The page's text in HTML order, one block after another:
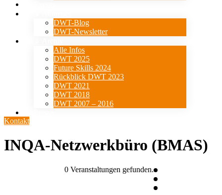
DWT-Blog
DWT-Newsletter
Alle Infos
DWT 2025
Future Skills 2024
Rückblick DWT 2023
DWT 2021
DWT 2018
DWT 2007 – 2016
Kontakt
INQA-Netzwerkbüro (BMAS)
0 Veranstaltungen gefunden.